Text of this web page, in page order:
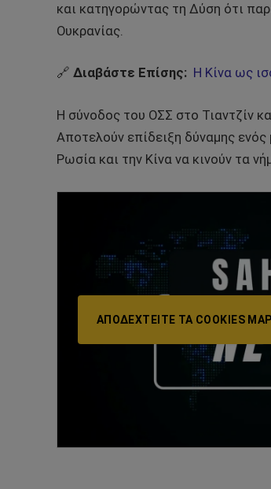
και κατηγορώντας τη Δύση ότι
Ουκρανίας.
🔗 Διαβάστε Επίσης: Η Κίνα ως
Η σύνοδος του ΟΣΣ στο Τιαντζίν
Αποτελούν επίδειξη δύναμης
Ρωσία και την Κίνα να κινούν τα
ΑΠΟΔΕΧΤΕΊΤΕ ΤΑ COOKIES